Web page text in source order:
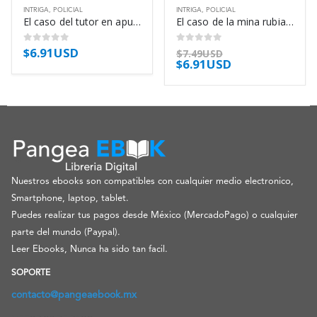
INTRIGA, POLICIAL
El caso del tutor en apuros – Erle Stanley Gardner
0out of 5
$6.91USD
INTRIGA, POLICIAL
El caso de la mina rubia – Erle Stanley Gardner
0out of 5
$7.49USD
$6.91USD
Nuestros ebooks son compatibles con cualquier medio electronico,
Smartphone, laptop, tablet.
Puedes realizar tus pagos desde México (MercadoPago) o cualquier
parte del mundo (Paypal).
Leer Ebooks, Nunca ha sido tan facil.
SOPORTE
contacto@pangeaebook.mx